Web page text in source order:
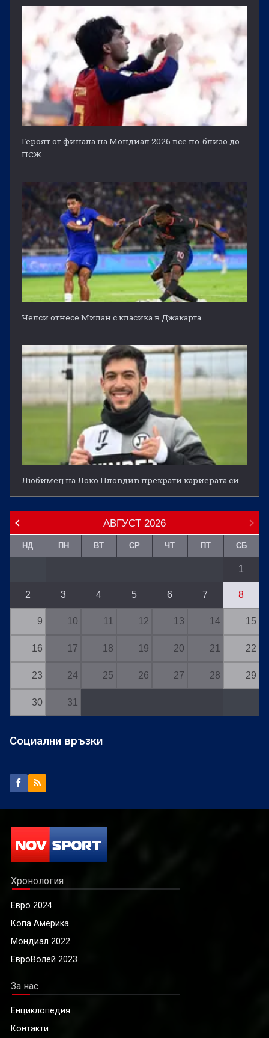
Героят от финала на Мондиал 2026 все по-близо до
ПСЖ
Челси отнесе Милан с класика в Джакарта
Любимец на Локо Пловдив прекрати кариерата си
АВГУСТ 2026
НД ПН ВТ СР ЧТ ПТ СБ
1
2 3 4 5 6 7 8
9 10 11 12 13 14 15
16 17 18 19 20 21 22
23 24 25 26 27 28 29
30 31
Социални връзки
Хронология
Евро 2024
Копа Америка
Мондиал 2022
ЕвроВолей 2023
За нас
Енциклопедия
Контакти